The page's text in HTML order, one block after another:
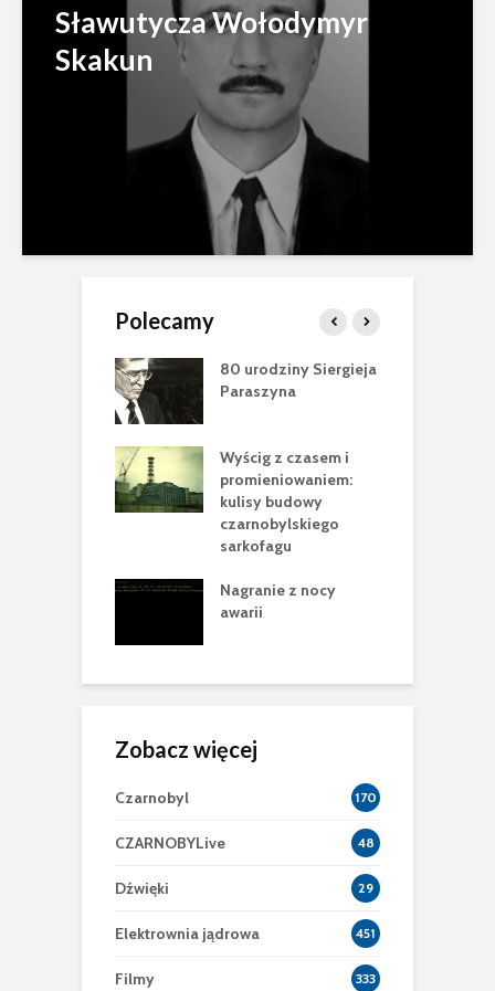
Sławutycza Wołodymyr
Skakun
Polecamy
80 urodziny Siergieja
Paraszyna
Wyścig z czasem i
promieniowaniem:
kulisy budowy
czarnobylskiego
sarkofagu
Nagranie z nocy
awarii
Zobacz więcej
Czarnobyl 170
CZARNOBYLive 48
Dźwięki 29
Elektrownia jądrowa 451
Filmy 333